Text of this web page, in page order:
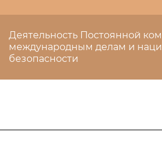
Деятельность Постоянной
международным делам и
безопасности